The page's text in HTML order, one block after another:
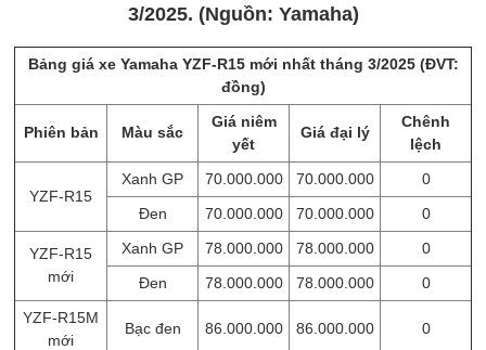
3/2025. (Nguồn: Yamaha)
Bảng giá xe Yamaha YZF-R15 mới nhất tháng 3/2025 (ĐVT:
đồng)
Phiên bản Màu sắc
Giá niêm
yết
Giá đại lý
Chênh
lệch
YZF-R15
Xanh GP 70.000.000 70.000.000
0
Đen
70.000.000 70.000.000 0
YZF-R15
mới
Xanh GP 78.000.000 78.000.000
0
Đen
78.000.000 78.000.000
0
YZF-R15M
mới
Bạc đen 86.000.000 86.000.000 0